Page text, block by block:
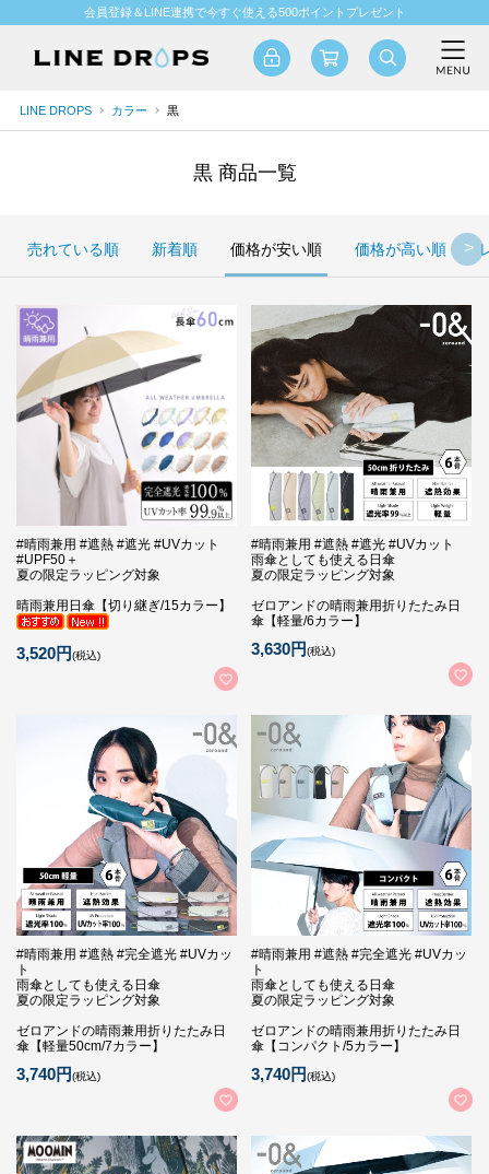
会員登録＆LINE連携で今すぐ使える500ポイントプレゼント
LINE DROPS カラー 黒
黒 商品一覧
売れている順 新着順 価格が安い順 価格が高い順
#晴雨兼用 #遮熱 #遮光 #UVカット
#UPF50＋
夏の限定ラッピング対象
晴雨兼用日傘【切り継ぎ/15カラー】
3,520円(税込)
#晴雨兼用 #遮熱 #遮光 #UVカット
雨傘としても使える日傘
夏の限定ラッピング対象
ゼロアンドの晴雨兼用折りたたみ日
傘【軽量/6カラー】
3,630円(税込)
#晴雨兼用 #遮熱 #完全遮光 #UVカッ
ト
雨傘としても使える日傘
夏の限定ラッピング対象
ゼロアンドの晴雨兼用折りたたみ日
傘【軽量50cm/7カラー】
3,740円(税込)
#晴雨兼用 #遮熱 #完全遮光 #UVカッ
ト
雨傘としても使える日傘
夏の限定ラッピング対象
ゼロアンドの晴雨兼用折りたたみ日
傘【コンパクト/5カラー】
3,740円(税込)